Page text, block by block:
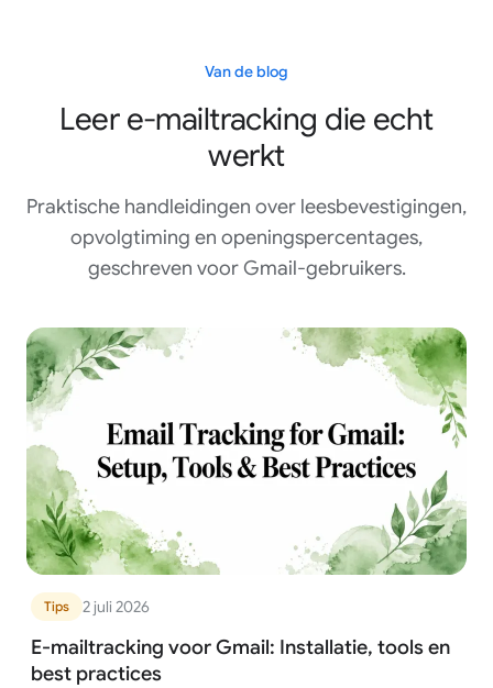
Van de blog
Leer e-mailtracking die echt
werkt
Praktische handleidingen over leesbevestigingen,
opvolgtiming en openingspercentages,
geschreven voor Gmail-gebruikers.
Tips 2 juli 2026
E-mailtracking voor Gmail: Installatie, tools en
best practices